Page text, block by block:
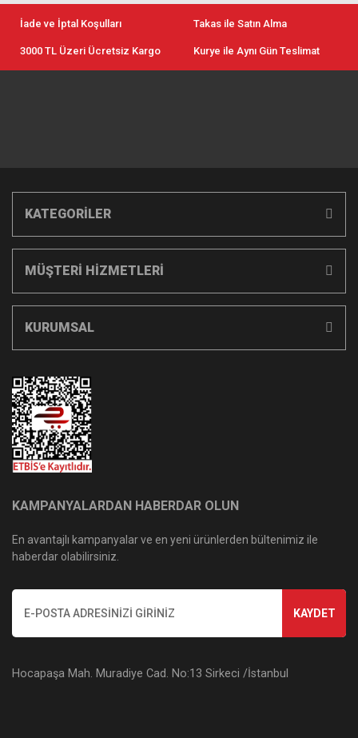
İade ve İptal Koşulları Takas ile Satın Alma
3000 TL Üzeri Ücretsiz Kargo Kurye ile Aynı Gün Teslimat
KATEGORİLER
MÜŞTERİ HİZMETLERİ
KURUMSAL
KAMPANYALARDAN HABERDAR OLUN
En avantajlı kampanyalar ve en yeni ürünlerden bültenimiz ile
haberdar olabilirsiniz.
KAYDET
Hocapaşa Mah. Muradiye Cad. No:13 Sirkeci /İstanbul